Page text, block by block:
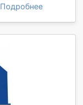
Подробнее